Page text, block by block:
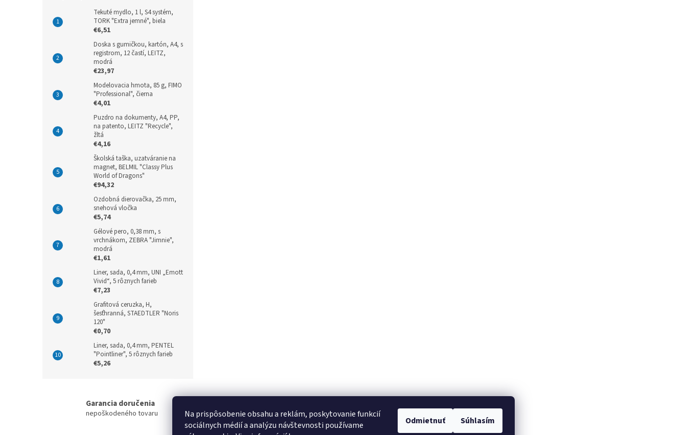
Na prispôsobenie obsahu a reklám, poskytovanie funkcií
sociálnych médií a analýzu návštevnosti používame
Odmietnuť Súhlasím
Tekuté mydlo, 1 l, S4 systém,
TORK "Extra jemné", biela
€6,51
Doska s gumičkou, kartón, A4, s
registrom, 12 častí, LEITZ,
modrá
€23,97
Modelovacia hmota, 85 g, FIMO
"Professional", čierna
€4,01
Puzdro na dokumenty, A4, PP,
na patento, LEITZ "Recycle",
žltá
€4,16
Školská taška, uzatváranie na
magnet, BELMIL "Classy Plus
World of Dragons"
€94,32
Ozdobná dierovačka, 25 mm,
snehová vločka
€5,74
Gélové pero, 0,38 mm, s
vrchnákom, ZEBRA "Jimnie",
modrá
€1,61
Liner, sada, 0,4 mm, UNI „Emott
Vivid“, 5 rôznych farieb
€7,23
Grafitová ceruzka, H,
šesťhranná, STAEDTLER "Noris
120"
€0,70
Liner, sada, 0,4 mm, PENTEL
"Pointliner", 5 rôznych farieb
€5,26
Garancia doručenia
nepoškodeného tovaru